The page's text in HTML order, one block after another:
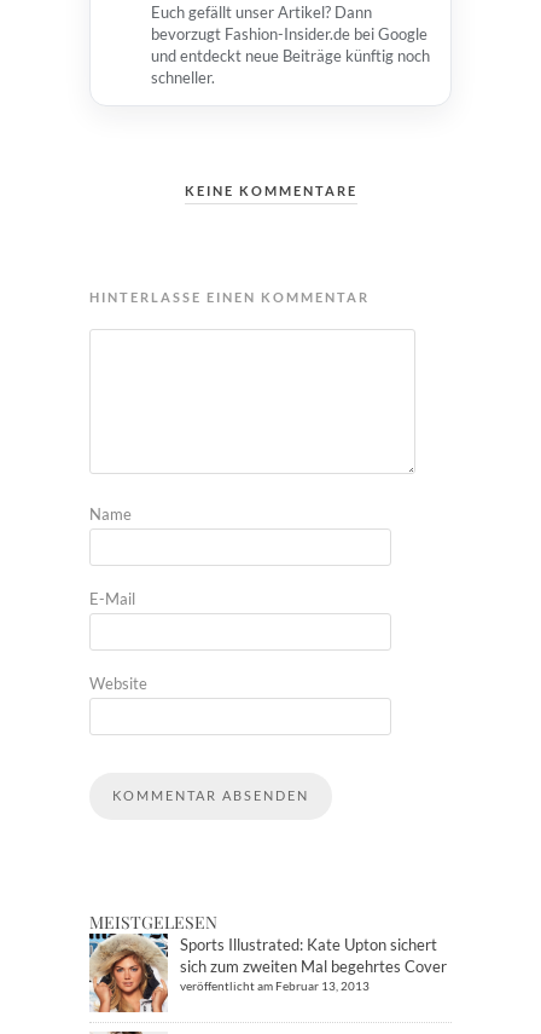
Euch gefällt unser Artikel? Dann
bevorzugt Fashion-Insider.de bei Google
und entdeckt neue Beiträge künftig noch
schneller.
KEINE KOMMENTARE
HINTERLASSE EINEN KOMMENTAR
Name
E-Mail
Website
MEISTGELESEN
Sports Illustrated: Kate Upton sichert
sich zum zweiten Mal begehrtes Cover
veröffentlicht am Februar 13, 2013